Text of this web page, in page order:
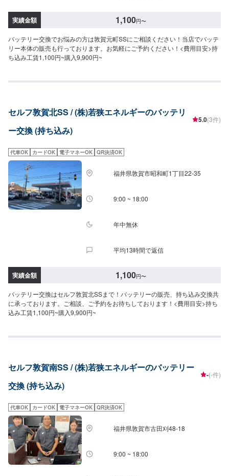
実績金額 1,100円〜
バッテリー交換でお悩みの方は敦賀元町SSにご相談ください！当店でバッテ
リー本体の販売も行っております。お気軽にご予約ください！<費用目安>持
ち込み工賃1,100円~購入9,900円~
セルフ敦賀北SS / (株)若狭エネルギーのバッテリ
ー交換 (持ち込み)
5.0(3件)
代車OK カードOK 電子マネーOK QR決済OK
福井県敦賀市昭和町1丁目22-35
9:00 ~ 18:00
年中無休
平均13時間で返信
実績金額 1,100円〜
バッテリー交換はセルフ敦賀北SSまで！バッテリーの販売、持ち込み交換共
に承っております。ご相談、ご予約をお待ちしております！<費用目安>持ち
込み工賃1,100円~購入9,900円~
セルフ敦賀南SS / (株)若狭エネルギーのバッテリー
交換 (持ち込み)
-(-件)
代車OK カードOK 電子マネーOK QR決済OK
福井県敦賀市古田刈48-18
9:00 ~ 18:00